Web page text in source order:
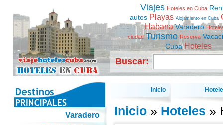
Viajes Hoteles en Cuba
autos Playas Alojamiento en Cuba
Habana Varadero
ciudad Turismo Reserva
Cuba Hoteles
Buscar:
Inicio
Inicio» Hoteles »
Varadero